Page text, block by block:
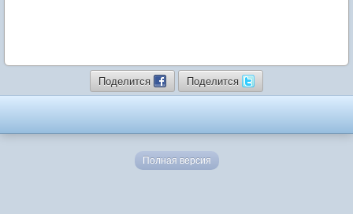
Поделится Поделится
Полная версия